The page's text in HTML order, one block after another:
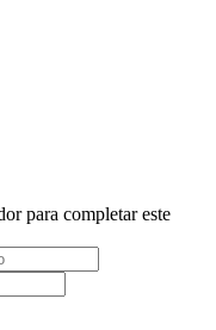
para completar este